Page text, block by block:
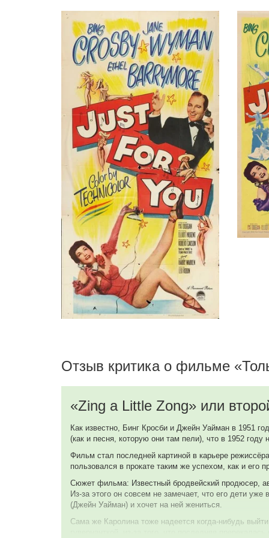
Артур Гулд-Портер
Alcott Anderson, в титрах не указан
Хершел Грэхэм
Photographer, в титрах не указан
Нэнси Хейл
Guest, в титрах не указан
Бак Хэррингтон
Police Sergeant, в титрах не указан
Джун Хедин
St. Hillary Girl, в титрах не указан
Верн Холлингсворт
Acrobat, в титрах не указан
Стюарт Холмс
Luncheon Guest / School Trustee, в титрах не указан
Ричард Кин
Stage Manager, в титрах не указан
Тони Кент
Карен Кестер
Jane Anderson, в титрах не указан
Сьюзэн Кестер
St. Hillary Girl, в титрах не указан
Mrs. Atwater, в титрах не указан
Рэй Мойер
Художник
Отзыв критика о фильме
«Zing a Little Zong» или
Как известно, Бинг Кросби и Джейн Уайман в 1951
(как и песня, которую они там пели), что в 1952
Фильм стал последней картиной в карьере
пользовался в прокате таким же успехом, как и его
Сюжет фильма: Известный бродвейский продюсер,
Из-за этого он совсем не замечает, что его дети
(Джейн Уайман) и хочет на ней жениться.
Сама же Каролина тоже надеется когда-нибудь